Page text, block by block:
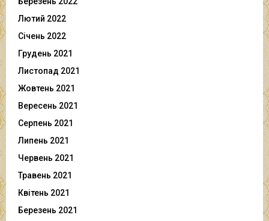
Лютий 2022
Січень 2022
Грудень 2021
Листопад 2021
Жовтень 2021
Вересень 2021
Серпень 2021
Липень 2021
Червень 2021
Травень 2021
Квітень 2021
Березень 2021